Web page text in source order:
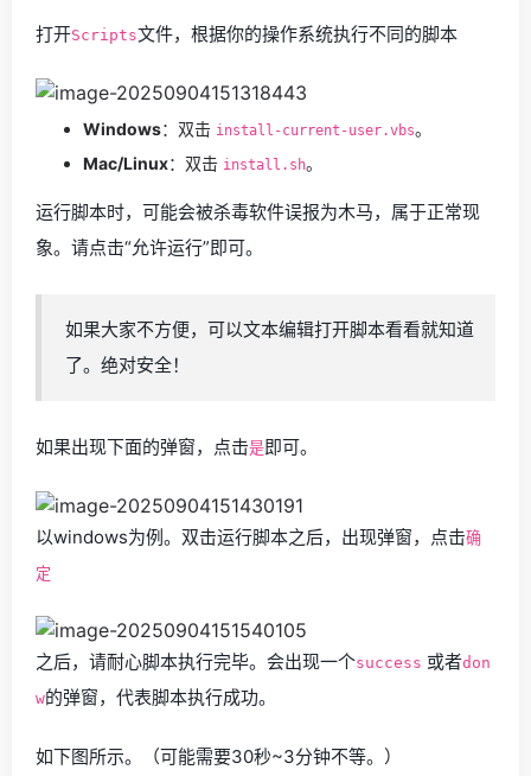
打开Scripts文件，根据你的操作系统执行不同的脚本
Windows：双击 install-current-user.vbs。
Mac/Linux：双击 install.sh。
运行脚本时，可能会被杀毒软件误报为木马，属于正常现
象。请点击“允许运行”即可。
如果大家不方便，可以文本编辑打开脚本看看就知道
了。绝对安全！
如果出现下面的弹窗，点击是即可。
以windows为例。双击运行脚本之后，出现弹窗，点击确
定
之后，请耐心脚本执行完毕。会出现一个success 或者don
w的弹窗，代表脚本执行成功。
如下图所示。（可能需要30秒~3分钟不等。）